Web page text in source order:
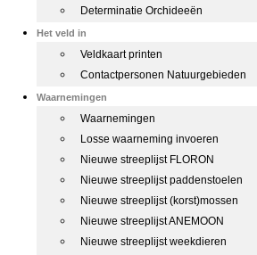
Determinatie Orchideeën
Het veld in
Veldkaart printen
Contactpersonen Natuurgebieden
Waarnemingen
Waarnemingen
Losse waarneming invoeren
Nieuwe streeplijst FLORON
Nieuwe streeplijst paddenstoelen
Nieuwe streeplijst (korst)mossen
Nieuwe streeplijst ANEMOON
Nieuwe streeplijst weekdieren